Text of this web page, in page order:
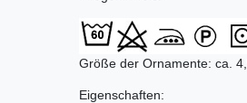
Größe der Ornamente: ca.
Eigenschaften: